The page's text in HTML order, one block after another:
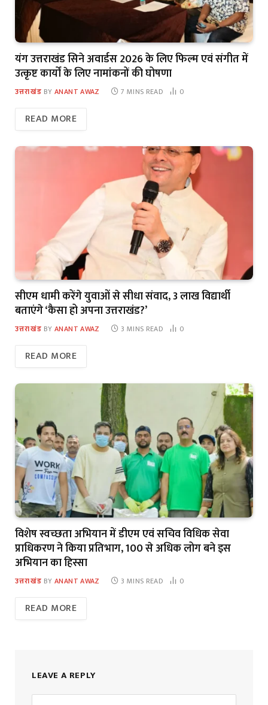
यंग उत्तराखंड सिने अवार्डस 2026 के लिए फिल्म एवं संगीत में
उत्कृष्ट कार्यों के लिए नामांकनों की घोषणा
उत्तराखंड BY ANANT AWAZ 7 MINS READ 0
READ MORE
सीएम धामी करेंगे युवाओं से सीधा संवाद, 3 लाख विद्यार्थी
बताएंगे ‘कैसा हो अपना उत्तराखंड?’
उत्तराखंड BY ANANT AWAZ 3 MINS READ 0
READ MORE
विशेष स्वच्छता अभियान में डीएम एवं सचिव विधिक सेवा
प्राधिकरण ने किया प्रतिभाग, 100 से अधिक लोग बने इस
अभियान का हिस्सा
उत्तराखंड BY ANANT AWAZ 3 MINS READ 0
READ MORE
LEAVE A REPLY